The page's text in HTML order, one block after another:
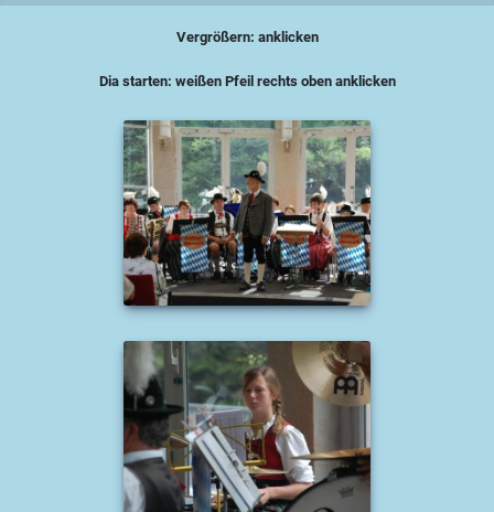
Vergrößern: anklicken
Dia starten: weißen Pfeil rechts oben anklicken